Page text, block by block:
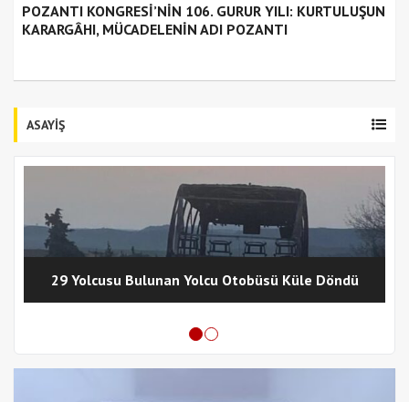
POZANTI KONGRESİ’NİN 106. GURUR YILI: KURTULUŞUN
KARARGÂHI, MÜCADELENİN ADI POZANTI
ASAYİŞ
29 Yolcusu Bulunan Yolcu Otobüsü Küle Döndü